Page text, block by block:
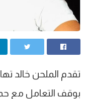
تقدم الملحن خالد
بوقف التعامل مع